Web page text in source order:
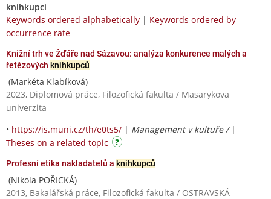
knihkupci
Keywords ordered alphabetically | Keywords ordered by
occurrence rate
Knižní trh ve Žďáře nad Sázavou: analýza konkurence malých a
řetězových knihkupců
(Markéta Klabíková)
2023, Diplomová práce, Filozofická fakulta / Masarykova
univerzita
• https://is.muni.cz/th/e0ts5/ | Management v kultuře / |
Theses on a related topic
Profesní etika nakladatelů a knihkupců
(Nikola POŘICKÁ)
2013, Bakalářská práce, Filozofická fakulta / OSTRAVSKÁ